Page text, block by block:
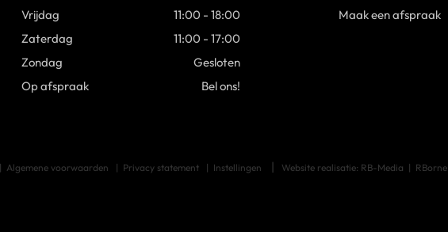
Vrijdag
11:00 - 18:00
Zaterdag
11:00 - 17:00
Zondag
Gesloten
Op afspraak
Bel ons!
Maak een afspraak
Algemene voorwaarden Privacy statement Instellingen Website realisatie: RB-Media RBorne